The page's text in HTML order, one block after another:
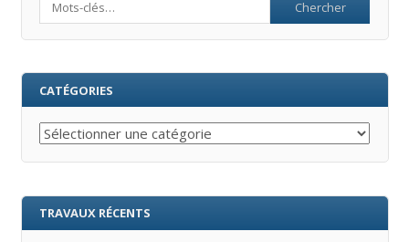
CATÉGORIES
Catégories
TRAVAUX RÉCENTS